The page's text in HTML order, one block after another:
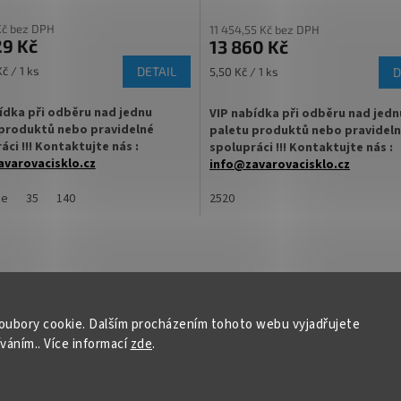
cookie. Dalším procházením tohoto webu vyjadřujete
Více informacízde.
bez DPH
Kč
/ 1 ks DETAIL
při odběru nad jednu
nebo pravidelné
!!! Kontaktujte nás :
sklenice 210 ml Twist Off TO 66
ml
šroubový uzávěr uzavřete
35 140
11 454,55 Kč bez DPH
13 860 Kč
Měrná
5,50 Kč / 1 ks
VIP nabídka při odběru nad
paletu produktů nebo
spolupráci !!! Kontaktujte nás :
info@zavarovacisklo.cz
✅Oblíbená vyšší zavařovací sklenice
✅ Různá víčka TO 66 ke sklenici
ZDE
2520
méně
KARTON